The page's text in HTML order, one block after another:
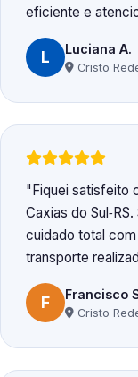
eficiente e
L Luciana A.
Cristo
Fiquei satisfeito
Caxias do
cuidado total
transporte
F Francisco
Cristo